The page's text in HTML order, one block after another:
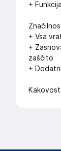
+
+ Vsa
+
zaščito
+